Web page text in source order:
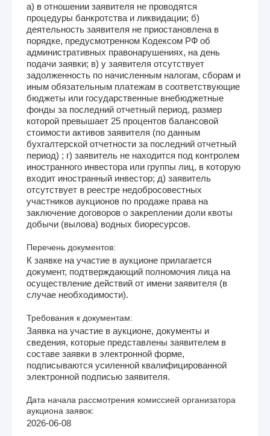
а) в отношении заявителя не проводятся
процедуры банкротства и ликвидации; б)
деятельность заявителя не приостановлена в
порядке, предусмотренном Кодексом РФ об
административных правонарушениях, на день
подачи заявки; в) у заявителя отсутствует
задолженность по начисленным налогам, сборам и
иным обязательным платежам в соответствующие
бюджеты или государственные внебюджетные
фонды за последний отчетный период, размер
которой превышает 25 процентов балансовой
стоимости активов заявителя (по данным
бухгалтерской отчетности за последний отчетный
период) ; г) заявитель не находится под контролем
иностранного инвестора или группы лиц, в которую
входит иностранный инвестор; д) заявитель
отсутствует в реестре недобросовестных
участников аукционов по продаже права на
заключение договоров о закреплении доли квоты
добычи (вылова) водных биоресурсов.
Перечень документов:
К заявке на участие в аукционе прилагается
документ, подтверждающий полномочия лица на
осуществление действий от имени заявителя (в
случае необходимости).
Требования к документам:
Заявка на участие в аукционе, документы и
сведения, которые представлены заявителем в
составе заявки в электронной форме,
подписываются усиленной квалифицированной
электронной подписью заявителя.
Дата начала рассмотрения комиссией организатора
аукциона заявок:
2026-06-08